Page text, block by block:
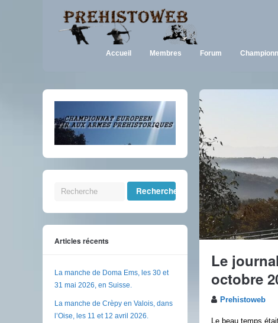
Accueil Membres Forum
Le
octobre
Prehistoweb
Le beau temps
Articles récents
La manche de Doma Ems, les 30 et
31 mai 2026, en Suisse.
La manche de Crèpy en Valois, dans
l’Oise, les 11 et 12 avril 2026.